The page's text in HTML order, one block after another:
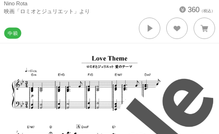
Nino Rota
映画「ロミオとジュリエット」より
360 （税込）